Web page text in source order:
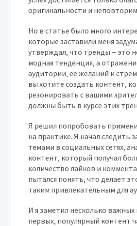
оригинальности и
Но в статье было много
которые заставили меня
утверждал‚ что тренды ‒ это
модная тенденция‚ а
аудитории‚ ее желаний и
вы хотите создать контент‚
резонировать с вашими
должны быть в курсе этих
Я решил попробовать
на практике. Я начал следить
темами в социальных сетях‚
контент‚ который получал
количество лайков и
пытался понять‚ что делает
таким привлекательным для
И я заметил несколько
первых‚ популярный контент